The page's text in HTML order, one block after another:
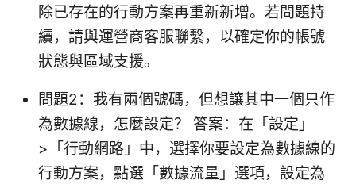
除已存在的行動方案再重新新增。若問題持
續，請與運營商客服聯繫，以確定你的帳號
狀態與區域支援。
問題2：我有兩個號碼，但想讓其中一個只作
為數據線，怎麼設定？ 答案：在「設定」
>「行動網路」中，選擇你要設定為數據線的
行動方案，點選「數據流量」選項，設定為